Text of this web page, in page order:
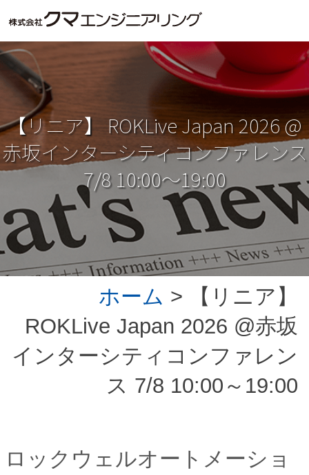
【リニア】 ROKLive Japan 2026 @
赤坂インターシティコンファレンス
7/8 10:00～19:00
ホーム > 【リニア】
ROKLive Japan 2026 @赤坂
インターシティコンファレン
ス 7/8 10:00～19:00
ロックウェルオートメーショ